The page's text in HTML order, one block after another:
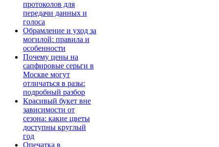
протоколов для
передачи данных и
голоса
Обрамление и уход за
могилой: правила и
особенности
Почему цены на
сапфировые серьги в
Москве могут
отличаться в разы:
подробный разбор
Красивый букет вне
зависимости от
сезона: какие цветы
доступны круглый
год
Опечатка в